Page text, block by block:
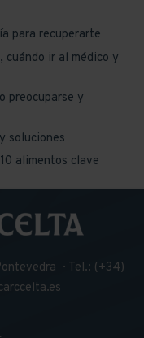
para recuperarte
cuándo ir al médico y
preocuparse y
soluciones
alimentos clave
· Tel.: (+34)